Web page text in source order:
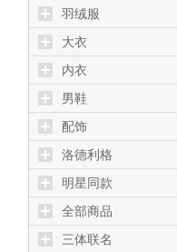
羽绒服
大衣
内衣
男鞋
配饰
洛德利格
明星同款
全部商品
三体联名